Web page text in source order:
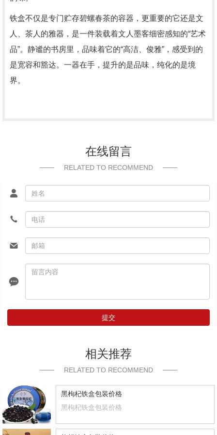
铁盒不仅是专门贮存碧螺春茶的容器，更重要的它还是文
人、茶人的雅器，是一件装载着文人墨客细密感知的“艺术
品”。静谧的书房里，品味着它的“高洁、俊雅”，感受到的
是宽容和豁达。一器在手，提升的是品味，纯化的是境
界。
在线留言
RELATED TO RECOMMEND
提交
相关推荐
RELATED TO RECOMMEND
黑枸杞铁盒包装价格
黑枸杞铁盒包装价格